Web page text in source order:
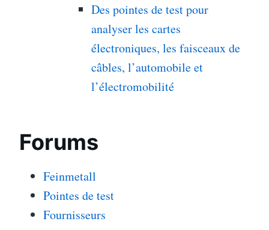
Des pointes de test pour
analyser les cartes
électroniques, les faisceaux de
câbles, l’automobile et
l’électromobilité
Forums
Feinmetall
Pointes de test
Fournisseurs